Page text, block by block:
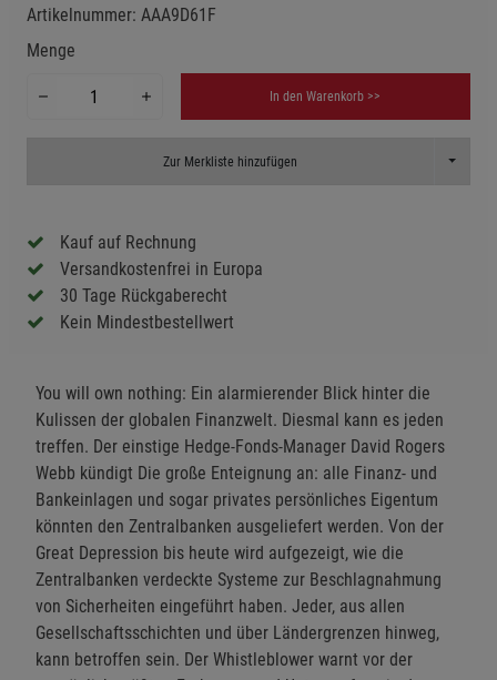
Artikelnummer: AAA9D61F
Menge
In den Warenkorb >>
Zur Merkliste hinzufügen Toggle
Kauf auf Rechnung
Versandkostenfrei in Europa
30 Tage Rückgaberecht
Kein Mindestbestellwert
You will own nothing: Ein alarmierender Blick hinter die
Kulissen der globalen Finanzwelt. Diesmal kann es jeden
treffen. Der einstige Hedge-Fonds-Manager David Rogers
Webb kündigt Die große Enteignung an: alle Finanz- und
Bankeinlagen und sogar privates persönliches Eigentum
könnten den Zentralbanken ausgeliefert werden. Von der
Great Depression bis heute wird aufgezeigt, wie die
Zentralbanken verdeckte Systeme zur Beschlagnahmung
von Sicherheiten eingeführt haben. Jeder, aus allen
Gesellschaftsschichten und über Ländergrenzen hinweg,
kann betroffen sein. Der Whistleblower warnt vor der